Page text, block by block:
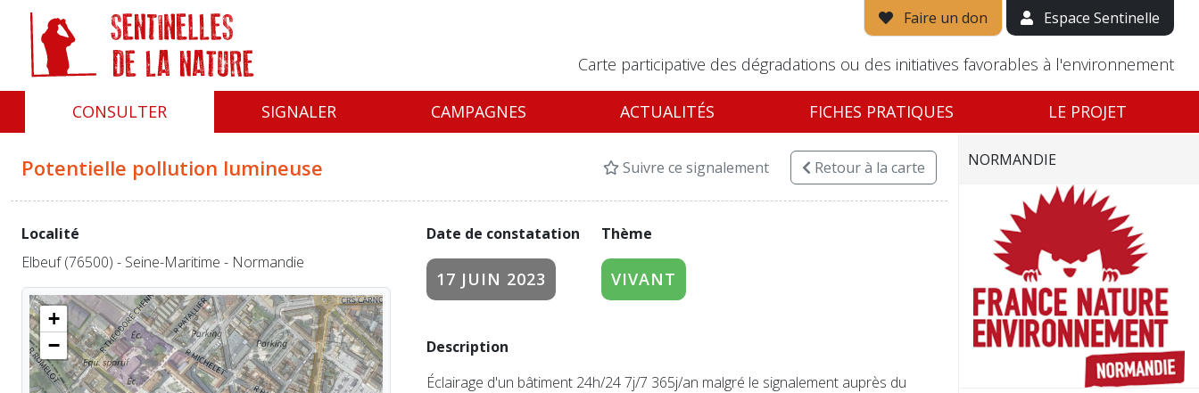
Faire un don Espace Sentinelle
Carte participative des dégradations ou des initiatives favorables à l'environnement
CONSULTER SIGNALER CAMPAGNES ACTUALITÉS FICHES PRATIQUES LE PROJET
Potentielle pollution lumineuse Suivre ce signalement Retourà la carte
Date de constatation
17 JUIN 2023
Thème
VIVANT
Description
Éclairage d'un bâtiment 24h/24 7j/7 365j/an malgré le signalement auprès du
Localité
Elbeuf (76500) - Seine-Maritime - Normandie
+
−
NORMANDIE
Panneau de gestion des cookies